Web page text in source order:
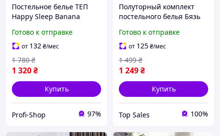
Постельное белье ТЕП
Happy Sleep Banana
полуторное наволочки
50х70 см Фиолетовый
(5255150215)
Готово к отправке
от 132₴/мес
1 320₴
1 780 ₴
Купить
Profi-Shop 97%
Полуторный комплект
постельного белья Бязь
MERISET Коричневый с
молочным (200170145215)
Готово к отправке
от 125₴/мес
1 249₴
1 499 ₴
Купить
Top Sales 100%